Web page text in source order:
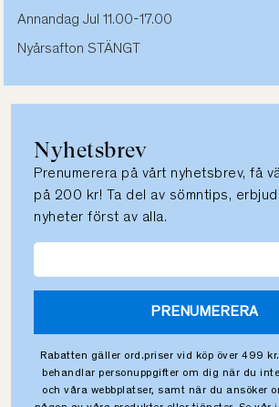
Annandag Jul 11.00-17.00
Nyårsafton STÄNGT
Nyhetsbrev
Prenumerera på vårt nyhetsbrev, få
på 200 kr! Ta del av sömntips,
nyheter först av alla.
PRENUMERERA
Rabatten gäller ord.priser vid köp över 499
behandlar personuppgifter om dig när du
och våra webbplatser, samt när du ansöker